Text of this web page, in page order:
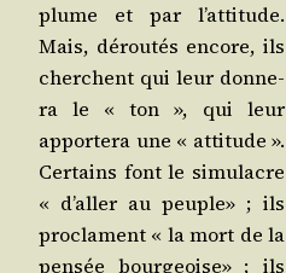
plume et par l’at­ti­tude.
Mais, dérou­tés encore, ils
cherchent qui leur don­ne­
ra le « ton », qui leur
appor­te­ra une « atti­tude ».
Cer­tains font le simu­lacre
« d’al­ler au peuple» ; ils
pro­clament « la mort de la
pen­sée bour­geoise» ; ils